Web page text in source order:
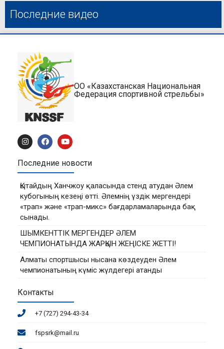
Последние видео
ОО «Казахстанская Национальная
Федерация спортивной стрельбы»
Последние новости
Қытайдың Ханчжоу қаласында стенд атудан Әлем
кубогының кезеңі өтті. Әлемнің үздік мергендері
«трап» және «трап-микс» бағдарламаларында бақ
сынады.
ШЫМКЕНТТІК МЕРГЕНДЕР ӘЛЕМ
ЧЕМПИОНАТЫНДА ЖАРҚЫН ЖЕҢІСКЕ ЖЕТТІ!
Алматы спортшысы нысана көздеуден Әлем
чемпионатының күміс жүлдегері атанды
Контакты
+7 (727) 294-43-34
fspsrk@mail.ru